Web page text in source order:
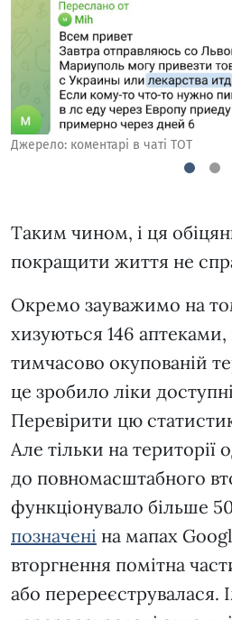
Джерело: коментарі в чаті ТОТ
Таким чином, і ця
покращити життя не
Окремо зауважимо на
хизуються 146
тимчасово окупованій
це зробило ліки
Перевірити цю
Але тільки на території
до повномасштабного
функціонувало більше 50
позначені на мапах
вторгнення помітна
або перереєструвалася.